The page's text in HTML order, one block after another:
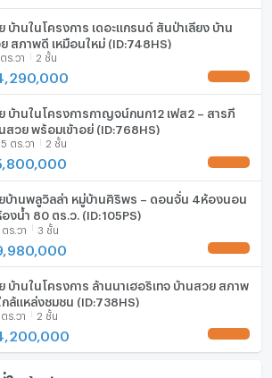
บ้านในโครงการ เดอะแกรนด์ สันป่าเลียง บ้าน
สภาพดี เหมือนใหม่ (ID:748HS)
ร.วา 2 ชั้น
บ้านในโครงการกาญจน์กนก12 เฟส2 – สารภี
สวย พร้อมเข้าอยู่ (ID:768HS)
ตร.วา 2 ชั้น
บ้านพลูวิลล่า หมู่บ้านศิริพร – ดอนจั่น 4ห้องนอน
งน้ำ 80 ตร.ว. (ID:105PS)
ร.วา 3 ชั้น
บ้านในโครงการ ล้านนาเฮอริเทจ บ้านสวย สภาพ
ดี ใกล้แหล่งชุมชน (ID:738HS)
ร.วา 2 ชั้น